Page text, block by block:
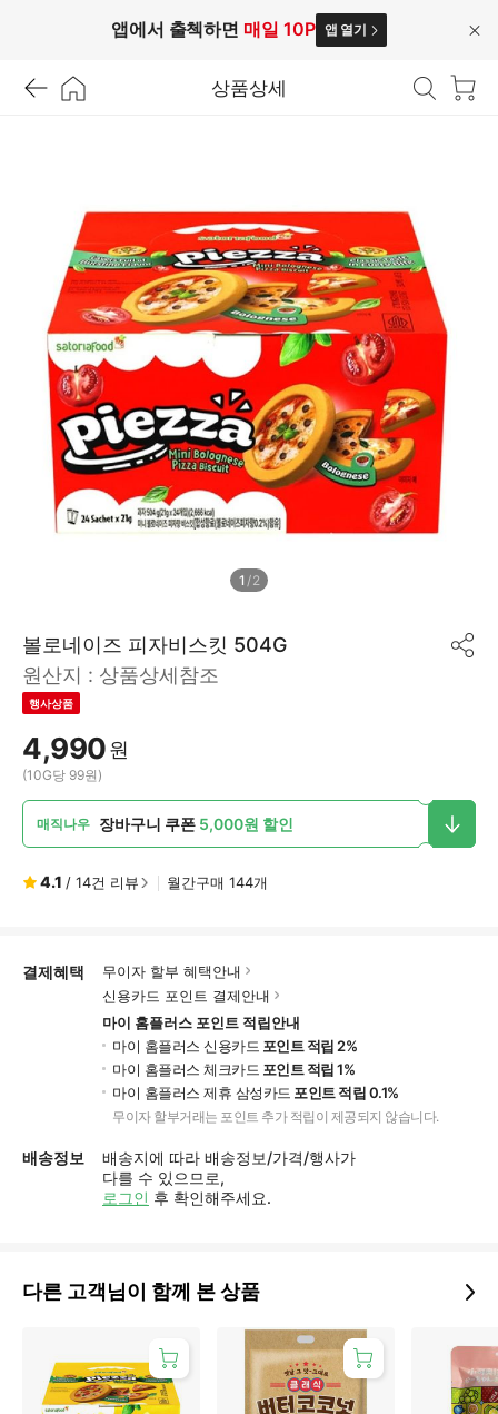
앱에서 출첵하면 매일 10P 앱 열기
닫
상품상세
1 /2
볼로네이즈 피자비스킷 504G
원산지 : 상품상세참조
행사상품
4,990원
(10G당 99원)
매직나우 장바구니 쿠폰 5,000원 할인
4.1 / 14건 리뷰 월간구매 144개
공
결제혜택
무이자 할부 혜택안내
신용카드 포인트 결제안내
마이 홈플러스 포인트 적립안내
마이 홈플러스 신용카드 포인트 적립 2%
마이 홈플러스 체크카드 포인트 적립 1%
마이 홈플러스 제휴 삼성카드 포인트 적립 0.1%
무이자 할부거래는 포인트 추가 적립이 제공되지 않습니다.
배송정보
배송지에 따라 배송정보/가격/행사가
다를 수 있으므로,
로그인 후 확인해주세요.
다른 고객님이 함께 본 상품